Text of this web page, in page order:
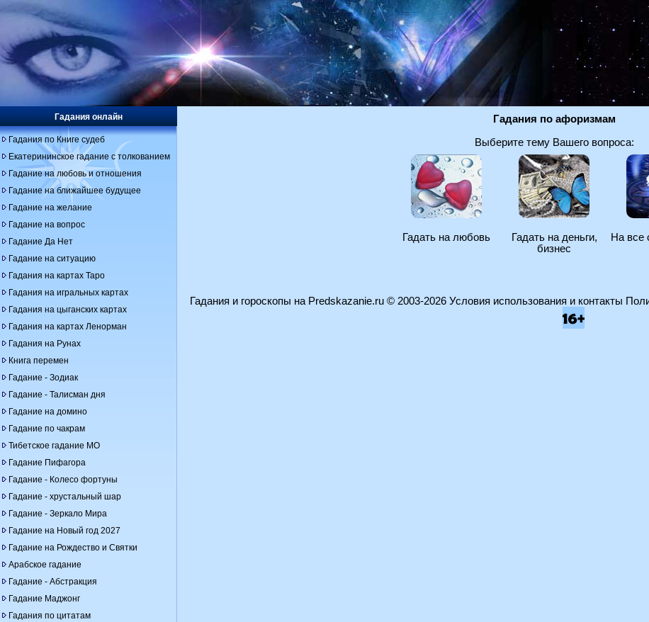
Гадания по афоризмам
Выберите тему Вашего вопроса:
Гадать на любовь
Гадать на деньги,
бизнес
На все
Гадания онлайн
Гадания по Книге судеб
Екатерининское гадание с толкованием
Гадание на любовь и отношения
Гадание на ближайшее будущее
Гадание на желание
Гадание на вопрос
Гадание Да Нет
Гадание на ситуацию
Гадания на картах Таро
Гадания на игральных картах
Гадания на цыганских картах
Гадания на картах Ленорман
Гадания на Рунах
Книга перемен
Гадание - Зодиак
Гадание - Талисман дня
Гадание на домино
Гадание по чакрам
Тибетское гадание МО
Гадание Пифагора
Гадание - Колесо фортуны
Гадание - хрустальный шар
Гадание - Зеркало Мира
Гадание на Новый год 2027
Гадание на Рождество и Святки
Арабское гадание
Гадание - Абстракция
Гадание Маджонг
Гадания по цитатам
Гадания и гороскопы на Predskazanie.ru© 2003-2026 Условия использования и контакты